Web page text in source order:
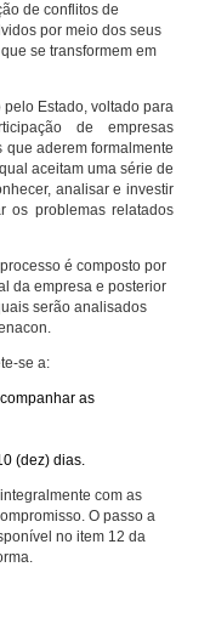
de conflitos de
por meio dos seus
se transformem em
pelo Estado, voltado para
de empresas
que aderem formalmente
aceitam uma série de
analisar e investir
os problemas relatados
é composto por
da empresa e posterior
serão analisados
se a:
as
(dez) dias.
com as
O passo a
no item 12 da